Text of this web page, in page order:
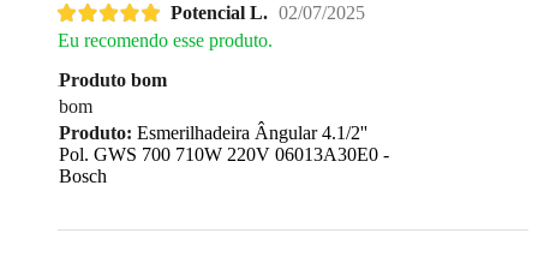
Potencial L. 02/07/2025
Eu recomendo esse produto.
Produto bom
bom
Produto: Esmerilhadeira Ângular 4.1/2''
Pol. GWS 700 710W 220V 06013A30E0 -
Bosch